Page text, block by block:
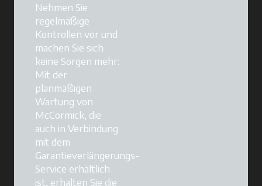
Nehmen Sie
regelmäßige
Kontrollen vor und
machen Sie sich
keine Sorgen mehr:
Mit der
planmäßigen
Wartung von
McCormick, die
auch in Verbindung
mit dem
Garantieverlängerungs-
Service erhältlich
ist, erhalten Sie die